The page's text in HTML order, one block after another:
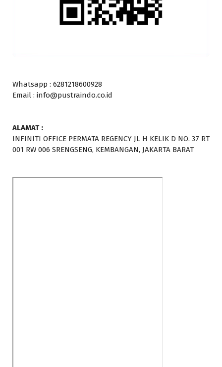
Whatsapp : 6281218600928
Email : info@pustraindo.co.id
ALAMAT :
INFINITI OFFICE PERMATA REGENCY JL H KELIK D NO. 37 RT
001 RW 006 SRENGSENG, KEMBANGAN, JAKARTA BARAT